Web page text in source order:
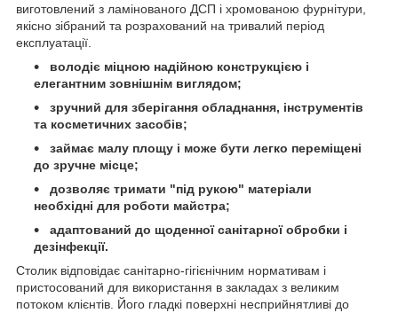
виготовлений з ламінованого ДСП і хромованою фурнітури,
якісно зібраний та розрахований на тривалий період
експлуатації.
володіє міцною надійною конструкцією і
елегантним зовнішнім виглядом;
зручний для зберігання обладнання, інструментів
та косметичних засобів;
займає малу площу і може бути легко переміщені
до зручне місце;
дозволяє тримати "під рукою" матеріали
необхідні для роботи майстра;
адаптований до щоденної санітарної обробки і
дезінфекції.
Столик відповідає санітарно-гігієнічним нормативам і
пристосований для використання в закладах з великим
потоком клієнтів. Його гладкі поверхні несприйнятливі до